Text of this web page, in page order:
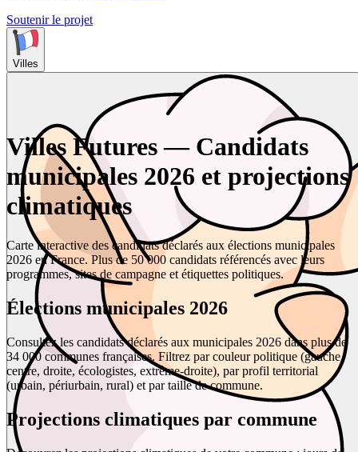
Soutenir le projet
Villes
Villes Futures — Candidats
municipales 2026 et projections
climatiques
Carte interactive des candidats déclarés aux élections municipales
2026 en France. Plus de 50 000 candidats référencés avec leurs
programmes, sites de campagne et étiquettes politiques.
Élections municipales 2026
Consultez les candidats déclarés aux municipales 2026 dans plus de
34 000 communes françaises. Filtrez par couleur politique (gauche,
centre, droite, écologistes, extrême-droite), par profil territorial
(urbain, périurbain, rural) et par taille de commune.
Projections climatiques par commune